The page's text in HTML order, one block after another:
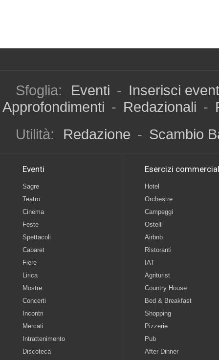
Sfoglia: Eventi - Inserisci
Approfondimenti - Redazionali -
Utilità:
Redazione - Scambio
Eventi
Sagre
Teatro
Cinema
Feste
Spettacoli
Cabaret
Fiere
Lirica
Mostre
Concerti
Incontri
Mercati
Intrattenimento
Discoteca
Esercizi
Hotel
Orchestre
Campeggi
Ostelli
Airbnb
Ristoranti
IAT
Agriturist
Country House
Bed & Breakfast
Shopping
Pizzerie
Pub
After Dinner